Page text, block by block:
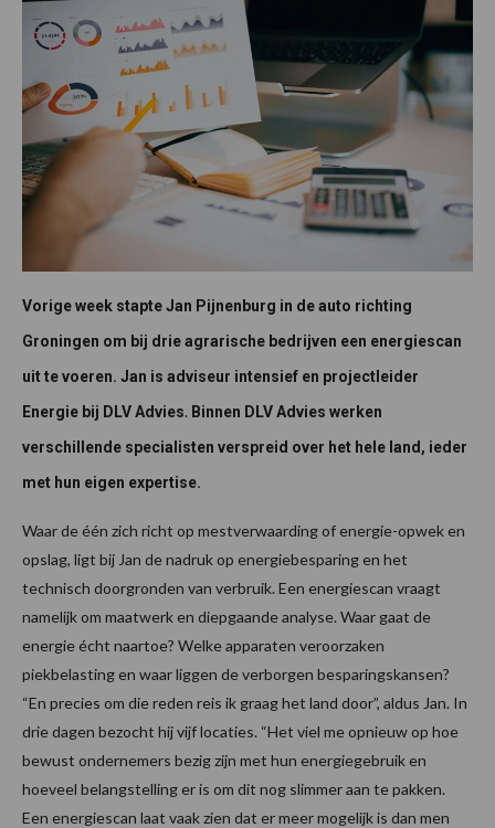
Vorige week stapte Jan Pijnenburg in de auto richting
Groningen om bij drie agrarische bedrijven een energiescan
uit te voeren. Jan is adviseur intensief en projectleider
Energie bij DLV Advies. Binnen DLV Advies werken
verschillende specialisten verspreid over het hele land, ieder
met hun eigen expertise.
Waar de één zich richt op mestverwaarding of energie-opwek en
opslag, ligt bij Jan de nadruk op energiebesparing en het
technisch doorgronden van verbruik. Een energiescan vraagt
namelijk om maatwerk en diepgaande analyse. Waar gaat de
energie écht naartoe? Welke apparaten veroorzaken
piekbelasting en waar liggen de verborgen besparingskansen?
“En precies om die reden reis ik graag het land door”, aldus Jan. In
drie dagen bezocht hij vijf locaties. “Het viel me opnieuw op hoe
bewust ondernemers bezig zijn met hun energiegebruik en
hoeveel belangstelling er is om dit nog slimmer aan te pakken.
Een energiescan laat vaak zien dat er meer mogelijk is dan men